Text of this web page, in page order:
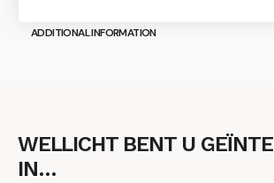
ADDITIONAL INFORMATION
WELLICHT BENT U
IN…